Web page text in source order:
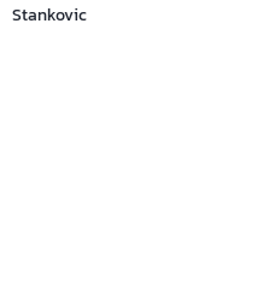
Stankovic